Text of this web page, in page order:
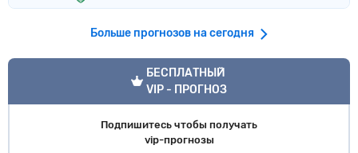
Больше прогнозов на сегодня
VIP прогноз
БЕСПЛАТНЫЙ
VIP - ПРОГНОЗ
Подпишитесь чтобы получать
vip-прогнозы